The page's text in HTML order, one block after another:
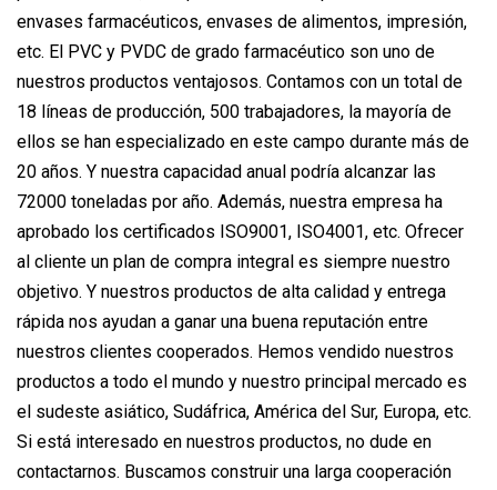
envases farmacéuticos, envases de alimentos, impresión,
etc. El PVC y PVDC de grado farmacéutico son uno de
nuestros productos ventajosos. Contamos con un total de
18 líneas de producción, 500 trabajadores, la mayoría de
ellos se han especializado en este campo durante más de
20 años. Y nuestra capacidad anual podría alcanzar las
72000 toneladas por año. Además, nuestra empresa ha
aprobado los certificados ISO9001, ISO4001, etc. Ofrecer
al cliente un plan de compra integral es siempre nuestro
objetivo. Y nuestros productos de alta calidad y entrega
rápida nos ayudan a ganar una buena reputación entre
nuestros clientes cooperados. Hemos vendido nuestros
productos a todo el mundo y nuestro principal mercado es
el sudeste asiático, Sudáfrica, América del Sur, Europa, etc.
Si está interesado en nuestros productos, no dude en
contactarnos. Buscamos construir una larga cooperación